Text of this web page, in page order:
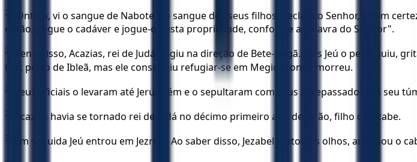
26
‘Ontem, vi o sangue de Nabote e o sangue dos seus filhos, declara o Senhor, e com
então, pegue o cadáver e jogue-o nesta propriedade, conforme a palavra do Senhor".
27
Vendo isso, Acazias, rei de Judá, fugiu na direção de Bete-Hagã. Mas Jeú o
Gur, perto de Ibleã, mas ele conseguiu refugiar-se em Megido, onde morreu.
28 Seus oficiais o levaram até Jerusalém e o sepultaram com seus antepassados em seu
29 Acazias havia se tornado rei de Judá no décimo primeiro ano de Jorão, filho de Acabe.
30 Em seguida Jeú entrou em Jezreel. Ao saber disso, Jezabel pintou os olhos, arrumou o